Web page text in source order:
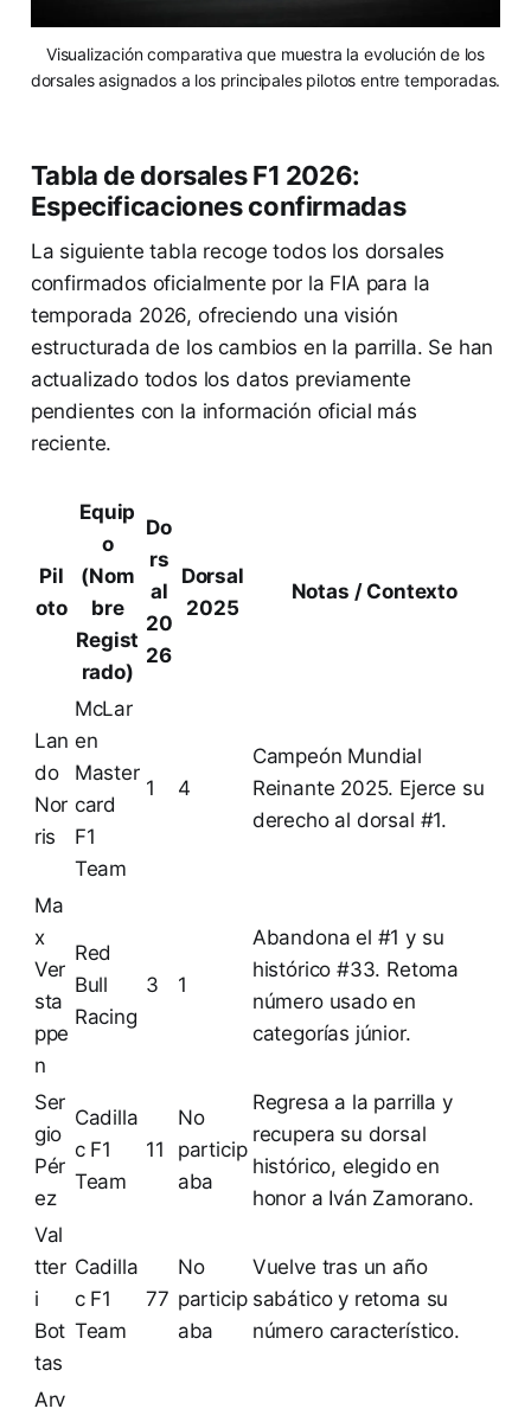
Visualización comparativa que muestra la evolución de los
dorsales asignados a los principales pilotos entre temporadas.
Tabla de dorsales F1 2026:
Especificaciones confirmadas
La siguiente tabla recoge todos los dorsales
confirmados oficialmente por la FIA para la
temporada 2026, ofreciendo una visión
estructurada de los cambios en la parrilla. Se han
actualizado todos los datos previamente
pendientes con la información oficial más
reciente.
Pil
oto
Equip
o
(Nom
bre
Regist
rado)
Do
rs
al
20
26
Dorsal
2025
Notas / Contexto
Lan
do
Nor
ris
McLar
en
Master
card
F1
Team
1 4
Campeón Mundial
Reinante 2025. Ejerce su
derecho al dorsal #1.
Ma
x
Ver
sta
ppe
n
Red
Bull
Racing
3 1
Abandona el #1 y su
histórico #33. Retoma
número usado en
categorías júnior.
Ser
gio
Pér
ez
Cadilla
c F1
Team
11
No
particip
aba
Regresa a la parrilla y
recupera su dorsal
histórico, elegido en
honor a Iván Zamorano.
Val
tter
i
Bot
tas
Cadilla
c F1
Team
77
No
particip
aba
Vuelve tras un año
sabático y retoma su
número característico.
Arv